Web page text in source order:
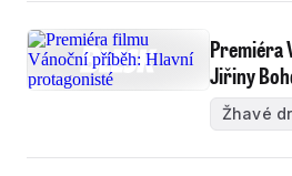
Premiéra
Jiřiny
Žhavé